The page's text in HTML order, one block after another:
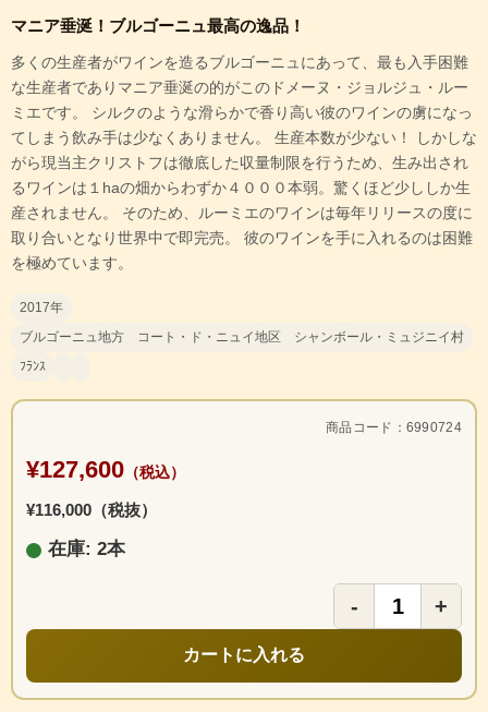
マニア垂涎！ブルゴーニュ最高の逸品！
多くの生産者がワインを造るブルゴーニュにあって、最も入手困難
な生産者でありマニア垂涎の的がこのドメーヌ・ジョルジュ・ルー
ミエです。 シルクのような滑らかで香り高い彼のワインの虜になっ
てしまう飲み手は少なくありません。 生産本数が少ない！ しかしな
がら現当主クリストフは徹底した収量制限を行うため、生み出され
るワインは１haの畑からわずか４０００本弱。驚くほど少ししか生
産されません。 そのため、ルーミエのワインは毎年リリースの度に
取り合いとなり世界中で即完売。 彼のワインを手に入れるのは困難
を極めています。
2017年
ブルゴーニュ地方 コート・ド・ニュイ地区 シャンボール・ミュジニイ村
ﾌﾗﾝｽ
商品コード：6990724
¥127,600 （税込）
¥116,000（税抜）
在庫: 2本
- +
カートに入れる